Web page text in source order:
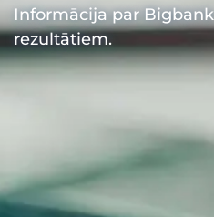
Informācija par
rezultātiem.